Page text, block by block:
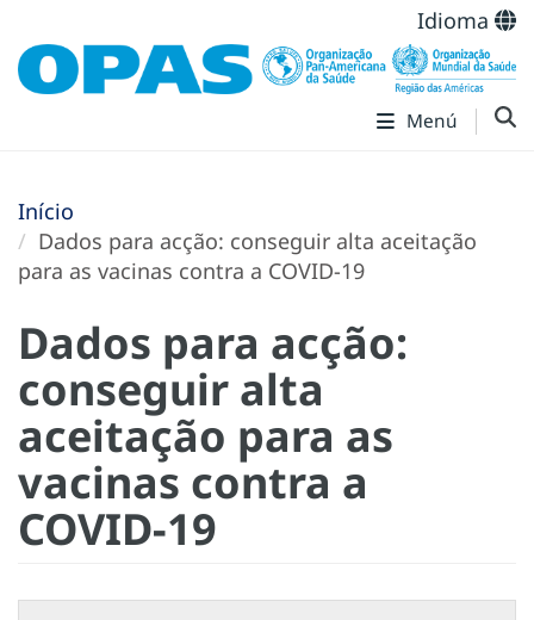
Idioma
Menú
Início
Dados para acção: conseguir alta aceitação
para as vacinas contra a COVID-19
Dados para acção:
conseguir alta
aceitação para as
vacinas contra a
COVID-19